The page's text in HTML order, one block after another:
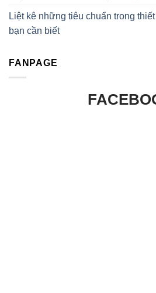
Liệt kê những tiêu chuẩn trong
bạn cần biết
FANPAGE